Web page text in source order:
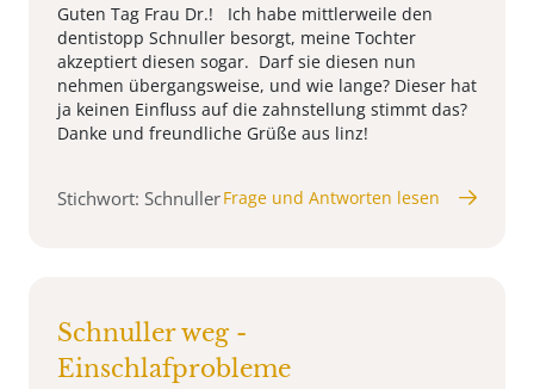
Guten Tag Frau Dr.! Ich habe mittlerweile den
dentistopp Schnuller besorgt, meine Tochter
akzeptiert diesen sogar. Darf sie diesen nun
nehmen übergangsweise, und wie lange? Dieser hat
ja keinen Einfluss auf die zahnstellung stimmt das?
Danke und freundliche Grüße aus linz!
Stichwort: SchnullerFrage und Antworten lesen
Schnuller weg -
Einschlafprobleme